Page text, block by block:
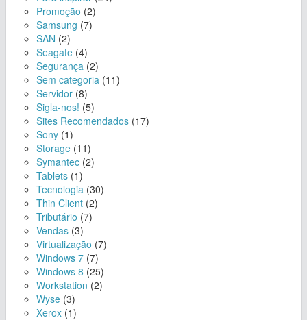
Promoção (2)
Samsung (7)
SAN (2)
Seagate (4)
Segurança (2)
Sem categoria (11)
Servidor (8)
Sigla-nos! (5)
Sites Recomendados (17)
Sony (1)
Storage (11)
Symantec (2)
Tablets (1)
Tecnologia (30)
Thin Client (2)
Tributário (7)
Vendas (3)
Virtualização (7)
Windows 7 (7)
Windows 8 (25)
Workstation (2)
Wyse (3)
Xerox (1)